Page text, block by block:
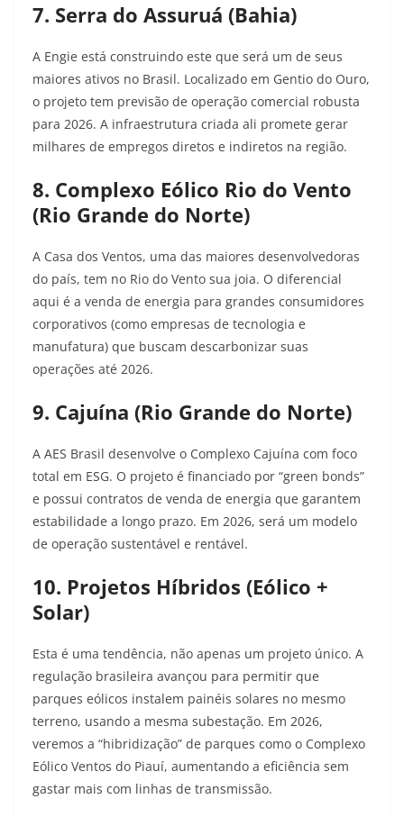
7. Serra do Assuruá (Bahia)
A Engie está construindo este que será um de seus
maiores ativos no Brasil. Localizado em Gentio do Ouro,
o projeto tem previsão de operação comercial robusta
para 2026. A infraestrutura criada ali promete gerar
milhares de empregos diretos e indiretos na região.
8. Complexo Eólico Rio do Vento
(Rio Grande do Norte)
A Casa dos Ventos, uma das maiores desenvolvedoras
do país, tem no Rio do Vento sua joia. O diferencial
aqui é a venda de energia para grandes consumidores
corporativos (como empresas de tecnologia e
manufatura) que buscam descarbonizar suas
operações até 2026.
9. Cajuína (Rio Grande do Norte)
A AES Brasil desenvolve o Complexo Cajuína com foco
total em ESG. O projeto é financiado por “green bonds”
e possui contratos de venda de energia que garantem
estabilidade a longo prazo. Em 2026, será um modelo
de operação sustentável e rentável.
10. Projetos Híbridos (Eólico +
Solar)
Esta é uma tendência, não apenas um projeto único. A
regulação brasileira avançou para permitir que
parques eólicos instalem painéis solares no mesmo
terreno, usando a mesma subestação. Em 2026,
veremos a “hibridização” de parques como o Complexo
Eólico Ventos do Piauí, aumentando a eficiência sem
gastar mais com linhas de transmissão.